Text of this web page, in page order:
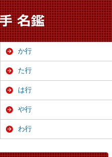
か行
た行
は行
や行
わ行